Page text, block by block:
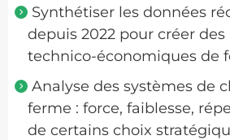
Synthétiser les données
depuis 2022 pour créer
technico-économiques de
Analyse des systèmes de
ferme : force, faiblesse,
de certains choix